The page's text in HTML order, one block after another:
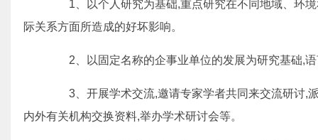
1、以个人研究为基础,重点研究在不同地域、环境
际关系方面所造成的好坏影响。
2、以固定名称的企事业单位的发展为研究基础,语
3、开展学术交流,邀请专家学者共同来交流研讨,
内外有关机构交换资料,举办学术研讨会等。